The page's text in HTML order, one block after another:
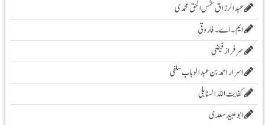
عبدالرزاق شمس الحق محمدی
ایم۔ اے۔ فاروقی
سرفراز فیضی
اسرار احمد بن عبدالوہاب سلفی
کفایت اللہ السنابلی
ابوعبید سعدی